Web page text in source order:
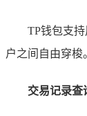
TP钱包支
户之间自由穿梭
交易记录查